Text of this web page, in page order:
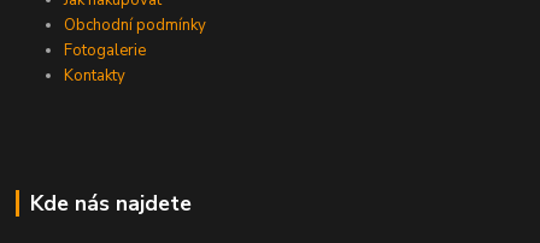
Obchodní podmínky
Fotogalerie
Kontakty
Kde nás najdete